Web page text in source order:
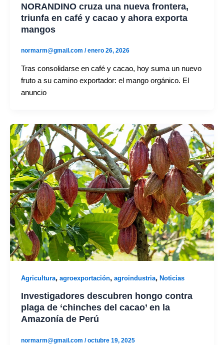
NORANDINO cruza una nueva frontera,
triunfa en café y cacao y ahora exporta
mangos
normarm@gmail.com /enero 26, 2026
Tras consolidarse en café y cacao, hoy suma un nuevo
fruto a su camino exportador: el mango orgánico. El
anuncio
Agricultura, agroexportación, agroindustria, Noticias
Investigadores descubren hongo contra
plaga de ‘chinches del cacao’ en la
Amazonía de Perú
normarm@gmail.com /octubre 19, 2025